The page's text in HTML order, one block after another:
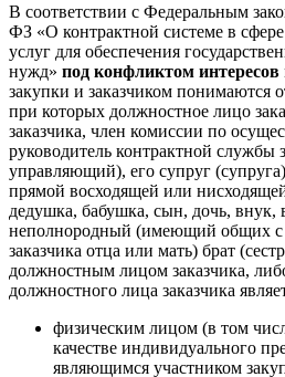
В соответствии с Федеральным
ФЗ «О контрактной системе в сфере
услуг для обеспечения
нужд» под конфликтом интересов
закупки и заказчиком понимаются
при которых должностное лицо
заказчика, член комиссии по
руководитель контрактной службы
управляющий), его супруг
прямой восходящей или
дедушка, бабушка, сын, дочь,
неполнородный (имеющий общих
заказчика отца или мать) брат
должностным лицом заказчика,
должностного лица заказчика
физическим лицом (в том
качестве индивидуального
являющимся участником